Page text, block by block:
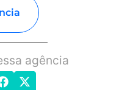
agência